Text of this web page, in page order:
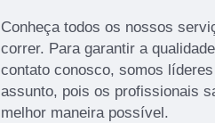
Conheça todos os nossos
correr. Para garantir a
contato conosco, somos
assunto, pois os profissionais
melhor maneira possível.